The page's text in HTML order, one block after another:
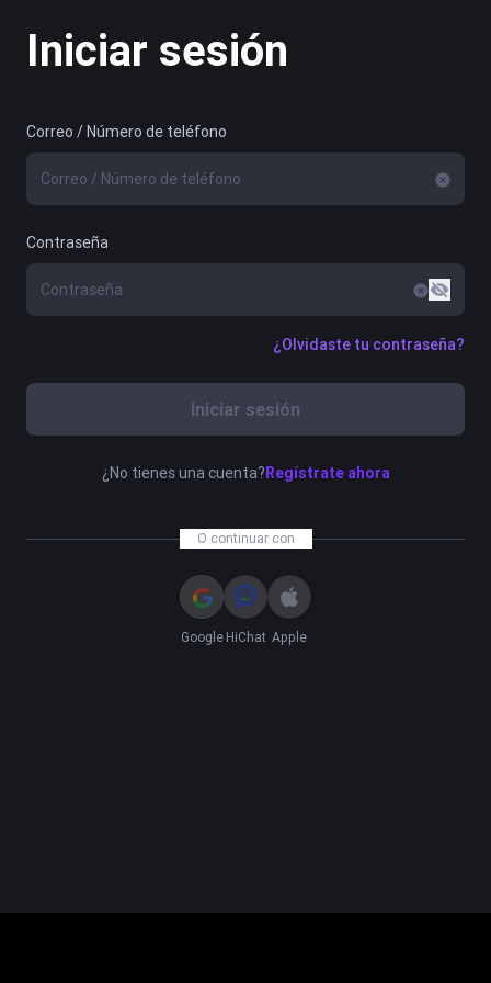
Iniciar sesión
Correo / Número de teléfono
Contraseña
¿Olvidaste tu contraseña?
Iniciar sesión
¿No tienes una cuenta? Regístrate ahora
O continuar con
Google HiChat Apple